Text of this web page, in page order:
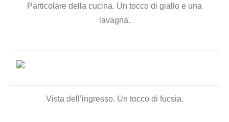
Particolare della cucina. Un tocco di giallo e una
lavagna.
Vista dell’ingresso. Un tocco di fucsia.